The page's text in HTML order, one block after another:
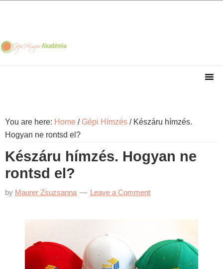
navigation
content
sidebar
You are here: Home / Gépi Hímzés / Készáru hímzés.
Hogyan ne rontsd el?
Készáru hímzés. Hogyan ne
rontsd el?
by Maurer Zsuzsanna Leave a Comment